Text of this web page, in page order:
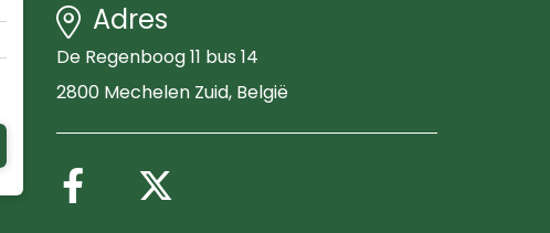
Adres
De Regenboog 11 bus 14
2800 Mechelen Zuid, België
Volg ons op Facebook